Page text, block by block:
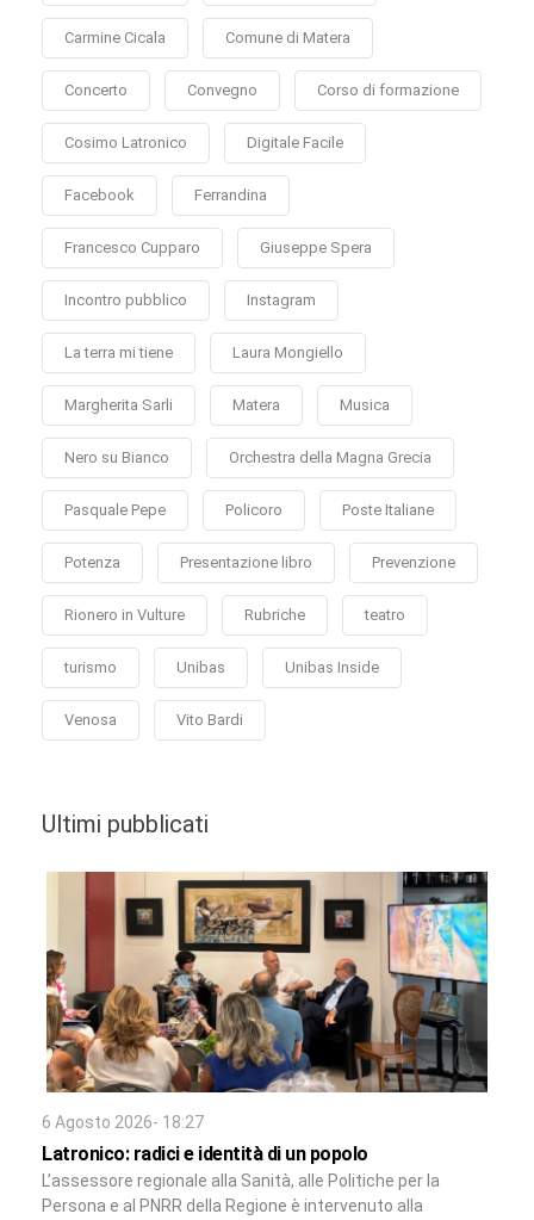
Carmine Cicala Comune di Matera
Concerto Convegno Corso di formazione
Cosimo Latronico Digitale Facile
Facebook Ferrandina
Francesco Cupparo Giuseppe Spera
Incontro pubblico Instagram
La terra mi tiene Laura Mongiello
Margherita Sarli Matera Musica
Nero su Bianco Orchestra della Magna Grecia
Pasquale Pepe Policoro Poste Italiane
Potenza Presentazione libro Prevenzione
Rionero in Vulture Rubriche teatro
turismo Unibas Unibas Inside
Venosa Vito Bardi
Ultimi pubblicati
6 Agosto 2026- 18:27
Latronico: radici e identità di un popolo
L’assessore regionale alla Sanità, alle Politiche per la
Persona e al PNRR della Regione è intervenuto alla